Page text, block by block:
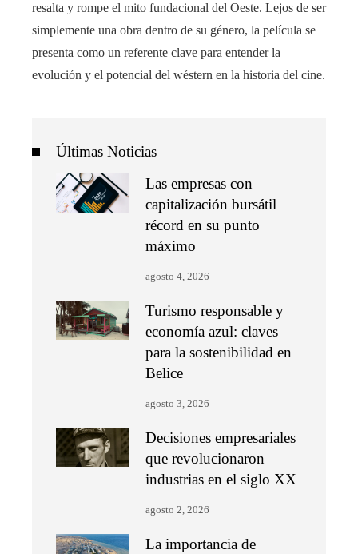
resalta y rompe el mito fundacional del Oeste. Lejos de ser
simplemente una obra dentro de su género, la película se
presenta como un referente clave para entender la
evolución y el potencial del wéstern en la historia del cine.
Últimas Noticias
Las empresas con
capitalización bursátil
récord en su punto
máximo
agosto 4, 2026
Turismo responsable y
economía azul: claves
para la sostenibilidad en
Belice
agosto 3, 2026
Decisiones empresariales
que revolucionaron
industrias en el siglo XX
agosto 2, 2026
La importancia de